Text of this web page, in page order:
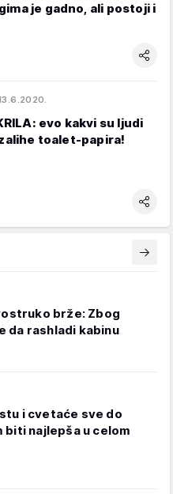
je gadno, ali postoji i
evo kakvi su ljudi
toalet-papira!
brže: Zbog
da rashladi kabinu
i cvetaće sve do
biti najlepša u celom